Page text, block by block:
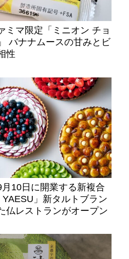
ミマ限定「ミニオン チョ
バナナムースの甘みとビ
性
10日に開業する新複合
」新タルトブラン
仏レストランがオープン